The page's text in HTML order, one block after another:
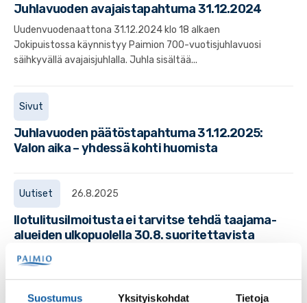
Suostumus Yksityiskohdat Tietoja
Juhlavuoden avajaistapahtuma 31.12.2024
Uudenvuodenaattona 31.12.2024 klo 18 alkaen
Jokipuistossa käynnistyy Paimion 700-vuotisjuhlavuosi
säihkyvällä avajaisjuhlalla. Juhla sisältää...
Sivut
Juhlavuoden päätöstapahtuma 31.12.2025:
Valon aika – yhdessä kohti huomista
Uutiset 26.8.2025
Ilotulitusilmoitusta ei tarvitse tehdä taajama-
alueiden ulkopuolella 30.8. suoritettavista